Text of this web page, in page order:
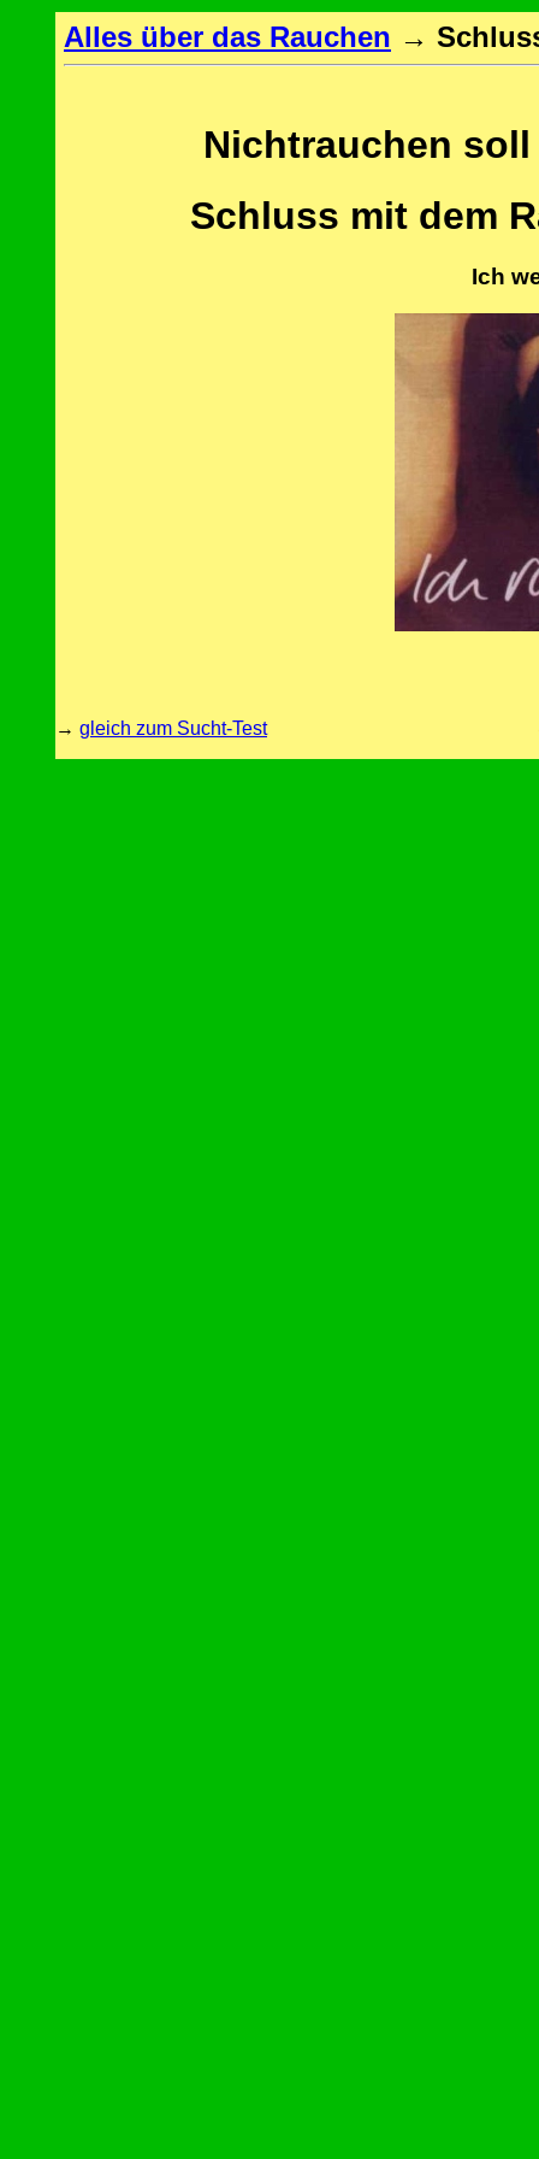
Alles über das Rauchen →
Nichtrauchen
Schluss mit dem
Ich
→ gleich zum Sucht-Test